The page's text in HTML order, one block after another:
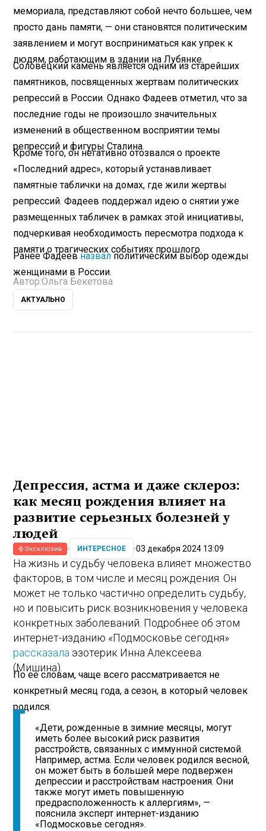
мемориала, представляют собой нечто большее, чем
просто дань памяти, — они становятся политическим
заявлением и могут восприниматься как упрек к
людям, работающим в здании на Лубянке.
Соловецкий камень является одним из старейших
памятников, посвященных жертвам политических
репрессий в России. Однако Фадеев отметил, что за
последние годы не произошло значительных
изменений в общественном восприятии темы
репрессий и фигуры Сталина.
Кроме того, он негативно отозвался о проекте
«Последний адрес», который устанавливает
памятные таблички на домах, где жили жертвы
репрессий. Фадеев поддержал идею о снятии уже
размещенных табличек в рамках этой инициативы,
подчеркивая необходимость пересмотра подхода к
памяти о трагических событиях прошлого.
Ранее Фадеев назвалполитическим выбор одежды
женщинами в России.
Автор:Ольга Бекетова
АКТУАЛЬНО
Депрессия, астма и даже склероз:
как месяц рождения влияет на
развитие серьезных болезней у
людей
Эксклюзив ИНТЕРЕСНОЕ 03 декабря 2024 13:09
На жизнь и судьбу человека влияет множество
факторов, в том числе и месяц рождения. Он
может не только частично определить судьбу,
но и повысить риск возникновения у человека
конкретных заболеваний. Подробнее об этом
интернет-изданию «Подмосковье сегодня»
рассказала эзотерик Инна Алексеева
(Мишина).
По ее словам, чаще всего рассматривается не
конкретный месяц года, а сезон, в который человек
родился.
«Дети, рожденные в зимние месяцы, могут
иметь более высокий риск развития
расстройств, связанных с иммунной системой.
Например, астма. Если человек родился весной,
он может быть в большей мере подвержен
депрессии и расстройствам настроения. Они
также могут иметь повышенную
предрасположенность к аллергиям», —
пояснила эксперт интернет-изданию
«Подмосковье сегодня».